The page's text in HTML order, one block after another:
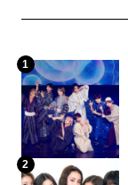
1
2